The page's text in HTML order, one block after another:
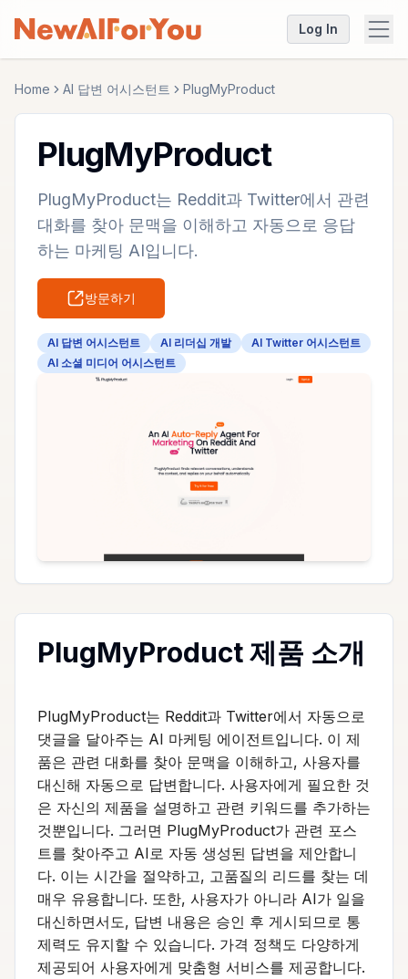
Log In
Home AI 답변 어시스턴트 PlugMyProduct
PlugMyProduct
PlugMyProduct는 Reddit과 Twitter에서 관련
대화를 찾아 문맥을 이해하고 자동으로 응답
하는 마케팅 AI입니다.
방문하기
AI 답변 어시스턴트 AI 리더십 개발
AI Twitter 어시스턴트
AI 소셜 미디어 어시스턴트
PlugMyProduct 제품 소개
PlugMyProduct는 Reddit과 Twitter에서 자동으로
댓글을 달아주는 AI 마케팅 에이전트입니다. 이 제
품은 관련 대화를 찾아 문맥을 이해하고, 사용자를
대신해 자동으로 답변합니다. 사용자에게 필요한 것
은 자신의 제품을 설명하고 관련 키워드를 추가하는
것뿐입니다. 그러면 PlugMyProduct가 관련 포스
트를 찾아주고 AI로 자동 생성된 답변을 제안합니
다. 이는 시간을 절약하고, 고품질의 리드를 찾는 데
매우 유용합니다. 또한, 사용자가 아니라 AI가 일을
대신하면서도, 답변 내용은 승인 후 게시되므로 통
제력도 유지할 수 있습니다. 가격 정책도 다양하게
제공되어 사용자에게 맞춤형 서비스를 제공합니다.